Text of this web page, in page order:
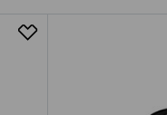
Alk.